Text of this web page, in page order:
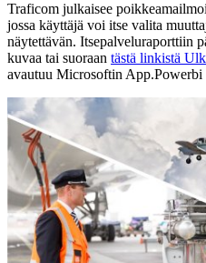
Traficom julkaisee
jossa käyttäjä voi itse valita
näytettävän. Itsepalveluraporttiin
kuvaa tai suoraan tästä linkistä
avautuu Microsoftin App.Powerbi